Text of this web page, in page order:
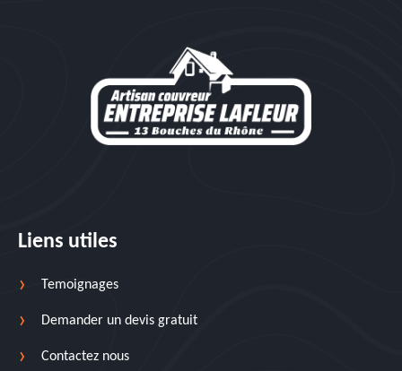
Liens utiles
Temoignages
Demander un devis gratuit
Contactez nous